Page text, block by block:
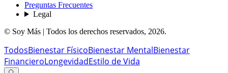
Preguntas Frecuentes
Legal
© Soy Más | Todos los derechos reservados, 2026.
TodosBienestar FísicoBienestar MentalBienestar
FinancieroLongevidadEstilo de Vida